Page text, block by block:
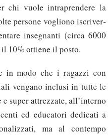
chi vuole intraprendere la
per­so­ne vo­glio­no iscri­ver­
in­se­gnan­ti (circa 6000
10% ot­tie­ne il po­sto.
in mo­do che i ra­gaz­zi con
ven­ga­no in­clu­si in tut­te le
super attrezzate, all’interno
ed educatori dedicati a
ma al contempo